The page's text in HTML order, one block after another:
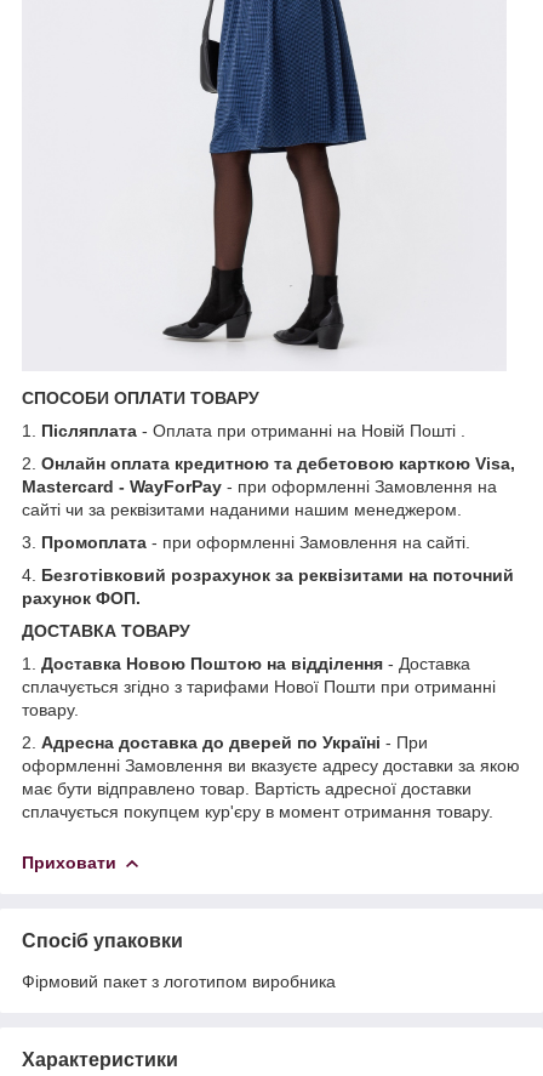
СПОСОБИ ОПЛАТИ ТОВАРУ
1. Післяплата - Оплата при отриманні на Новій Пошті .
2. Онлайн оплата кредитною та дебетовою карткою Visa,
Mastercard - WayForPay - при оформленні Замовлення на
сайті чи за реквізитами наданими нашим менеджером.
3. Промоплата - при оформленні Замовлення на сайті.
4. Безготівковий розрахунок за реквізитами на поточний
рахунок ФОП.
ДОСТАВКА ТОВАРУ
1.
Доставка Новою Поштою на відділення - Доставка
сплачується згідно з тарифами Нової Пошти при отриманні
товару.
2. Адресна доставка до дверей по Україні - При
оформленні Замовлення ви вказуєте адресу доставки за якою
має бути відправлено товар. Вартість адресної доставки
сплачується покупцем кур'єру в момент отримання товару.
Приховати
Спосіб упаковки
Фірмовий пакет з логотипом виробника
Характеристики